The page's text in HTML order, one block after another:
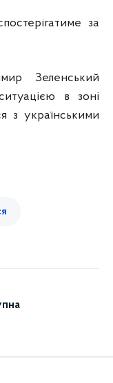
за
Зеленський
в зоні
з українськими